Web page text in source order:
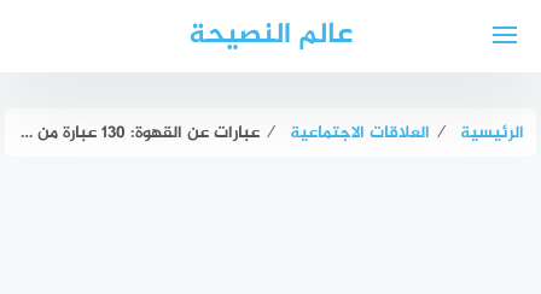
عالم النصيحة
الرئيسية ⁄ العلاقات الاجتماعية ⁄ عبارات عن القهوة: 130 عبارة من اجمل عبارات الحب في وصف القهوة